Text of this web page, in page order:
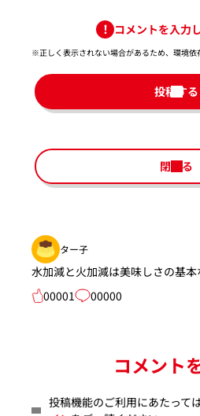
コメントを入力
※正しく表示されない場合があるため、環境依
投稿する
閉じる
ター子
水加減と火加減は美味しさの基
00001
00000
コメント
投稿機能のご利用にあたって